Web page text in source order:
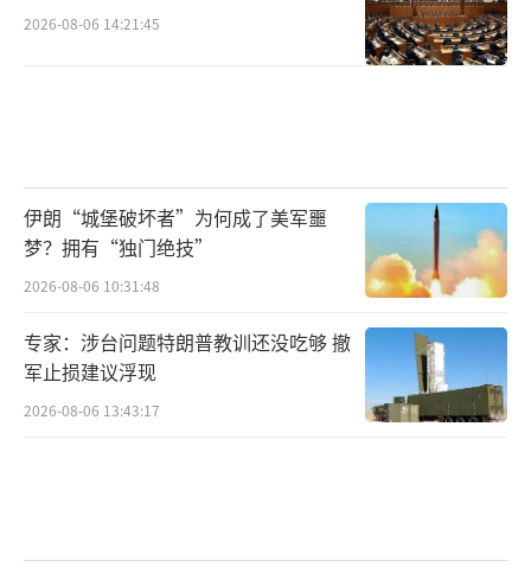
2026-08-06 14:21:45
伊朗“城堡破坏者”为何成了美军噩
梦？拥有“独门绝技”
2026-08-06 10:31:48
专家：涉台问题特朗普教训还没吃够 撤
军止损建议浮现
2026-08-06 13:43:17